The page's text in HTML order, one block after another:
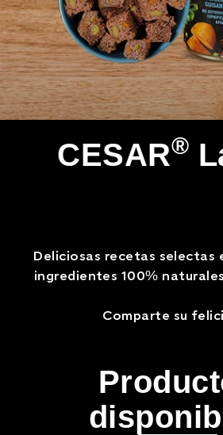
CESAR®
Deliciosas recetas selectas
ingredientes 100%
Comparte su